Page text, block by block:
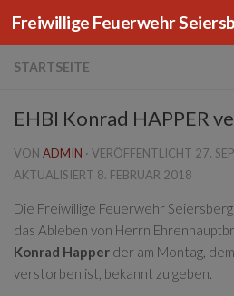
Zum Inhalt springen
Freiwillige Feuerwehr
STARTSEITE
EHBI Konrad HAPPER
VON ADMIN · VERÖFFENTLICHT 27.
AKTUALISIERT 8. FEBRUAR 2018
Die Freiwillige Feuerwehr
das Ableben von Herrn
Konrad Happer der am Montag,
verstorben ist, bekannt zu geben.